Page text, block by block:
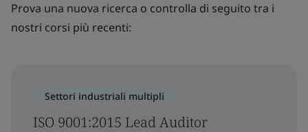
Prova una nuova ricerca o controlla di seguito tra i
nostri corsi più recenti:
Settori industriali multipli
ISO 9001:2015 Lead Auditor